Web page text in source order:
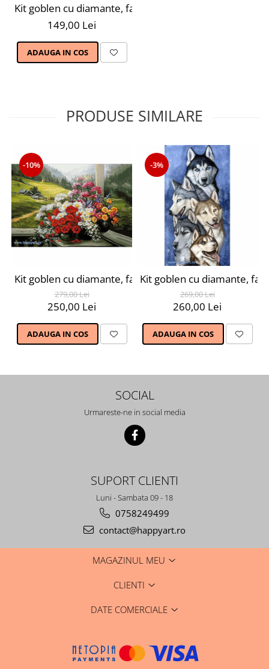
Kit goblen cu diamante, fara sasiu, Leu, 38X27 cm,
149,00 Lei
ADAUGA IN COS
PRODUSE SIMILARE
-10%
Kit goblen cu diamante, fara sasiu, Buchet alpin,
279,00 Lei
250,00 Lei
ADAUGA IN COS
-3%
Kit goblen cu diamante,
269,00 Lei
260,00 Lei
ADAUGA IN COS
SOCIAL
Urmareste-ne in social media
SUPORT CLIENTI
Luni - Sambata 09 - 18
0758249499
contact@happyart.ro
MAGAZINUL MEU
CLIENTI
DATE COMERCIALE